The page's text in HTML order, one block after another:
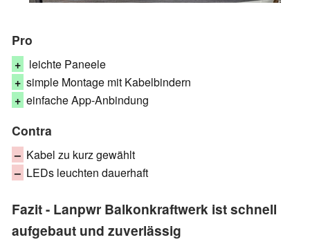
Pro
+ leichte Paneele
+ simple Montage mit Kabelbindern
+ einfache App-Anbindung
Contra
– Kabel zu kurz gewählt
– LEDs leuchten dauerhaft
Fazit - Lanpwr Balkonkraftwerk ist schnell
aufgebaut und zuverlässig